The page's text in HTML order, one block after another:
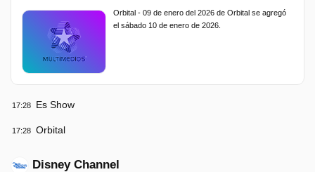
Orbital - 09 de enero del 2026 de Orbital se agregó
el sábado 10 de enero de 2026.
17:28 Es Show
17:28 Orbital
Disney Channel